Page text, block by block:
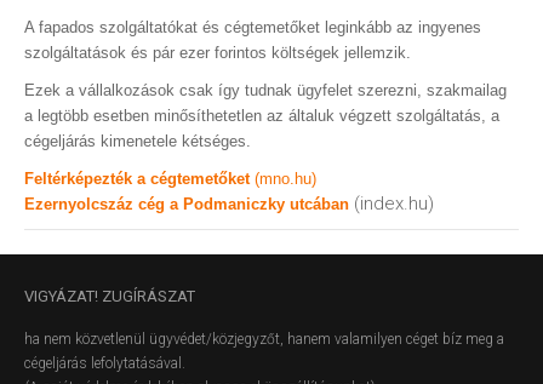
A fapados szolgáltatókat és cégtemetőket leginkább az ingyenes
szolgáltatások és pár ezer forintos költségek jellemzik.
Ezek a vállalkozások csak így tudnak ügyfelet szerezni, szakmailag
a legtöbb esetben minősíthetetlen az általuk végzett szolgáltatás, a
cégeljárás kimenetele kétséges.
Feltérképezték a cégtemetőket (mno.hu)
Ezernyolcszáz cég a Podmaniczky utcában (index.hu)
VIGYÁZAT! ZUGÍRÁSZAT
ha nem közvetlenül ügyvédet/közjegyzőt, hanem valamilyen céget bíz meg a
cégeljárás lefolytatásával.